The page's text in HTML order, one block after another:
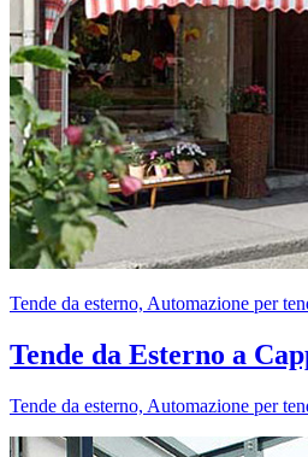
Tende da esterno, Automazione per
Tende da Esterno a
Tende da esterno, Automazione per